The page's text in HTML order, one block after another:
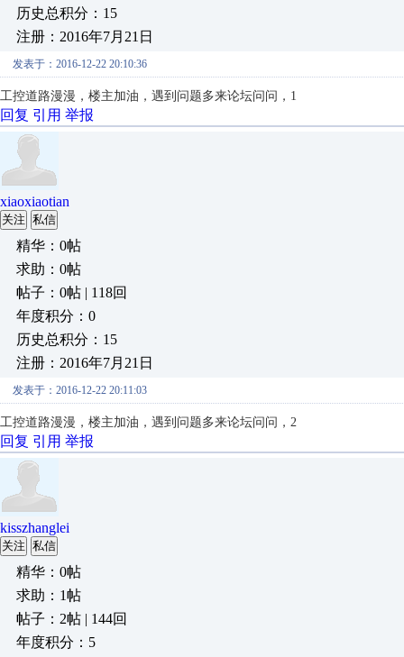
历史总积分：15
注册：2016年7月21日
发表于：2016-12-22 20:10:36
工控道路漫漫，楼主加油，遇到问题多来论坛问问，1
回复 引用 举报
xiaoxiaotian
关注 私信
精华：0帖
求助：0帖
帖子：0帖 | 118回
年度积分：0
历史总积分：15
注册：2016年7月21日
发表于：2016-12-22 20:11:03
工控道路漫漫，楼主加油，遇到问题多来论坛问问，2
回复 引用 举报
kisszhanglei
关注 私信
精华：0帖
求助：1帖
帖子：2帖 | 144回
年度积分：5